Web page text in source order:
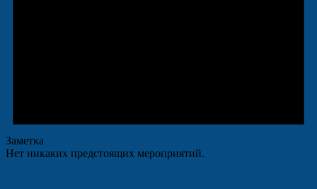
Заметка
Нет никаких предстоящих мероприятий.